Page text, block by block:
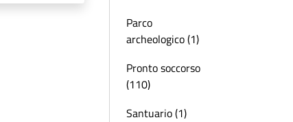
Parco
archeologico (1)
Pronto soccorso
(110)
Santuario (1)